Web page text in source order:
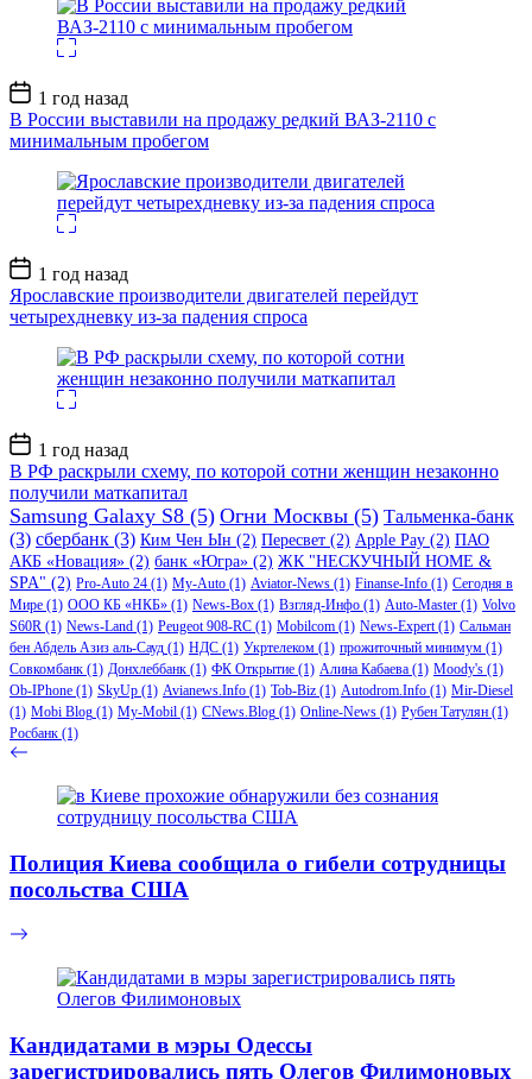
Дата
записи
1 год назад
В России выставили на продажу редкий ВАЗ-2110 с
минимальным пробегом
Дата
записи
1 год назад
Ярославские производители двигателей перейдут
четырехдневку из-за падения спроса
Дата
записи
1 год назад
В РФ раскрыли схему, по которой сотни женщин незаконно
получили маткапитал
Samsung Galaxy S8 (5) Огни Москвы (5) Тальменка-банк
(3) сбербанк (3) Ким Чен Ын (2) Пересвет (2) Apple Pay (2) ПАО
АКБ «Новация» (2) банк «Югра» (2) ЖК "НЕСКУЧНЫЙ HOME &
SPA" (2) Pro-Auto 24 (1) My-Auto (1) Aviator-News (1) Finanse-Info (1) Сегодня в
Мире (1) ООО КБ «НКБ» (1) News-Box (1) Взгляд-Инфо (1) Auto-Master (1) Volvo
S60R (1) News-Land (1) Peugeot 908-RC (1) Mobilcom (1) News-Expert(1) Сальман
бен Абдель Азиз аль-Сауд (1) НДС (1) Укртелеком (1) прожиточный минимум (1)
Совкомбанк (1) Донхлеббанк (1) ФК Открытие (1) Алина Кабаева (1) Moody's (1)
Ob-IPhone (1) SkyUp (1) Avianews.Info (1) Tob-Biz (1) Autodrom.Info (1) Mir-Diesel
(1) Mobi Blog (1) My-Mobil (1) CNews.Blog (1) Online-News (1) Рубен Татулян (1)
Росбанк (1)
Полиция Киева сообщила о гибели сотрудницы
посольства США
Кандидатами в мэры Одессы
зарегистрировались пять Олегов Филимоновых